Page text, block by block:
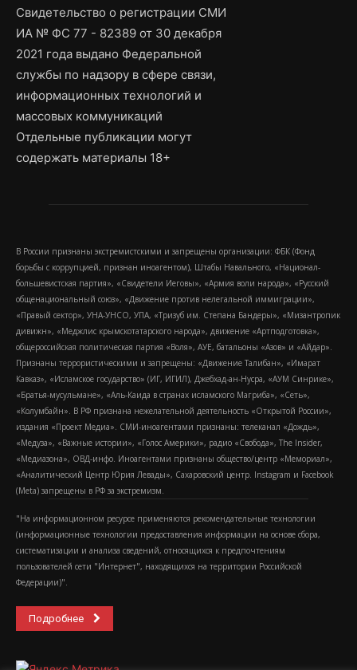
Свидетельство о регистрации СМИ
ИА № ФС 77 - 82389 от 30 декабря
2021 года выдано Федеральной
службы по надзору в сфере связи,
информационных технологий и
массовых коммуникаций
Отдельные публикации могут
содержать материалы 18+
В России признаны экстремистскими и запрещены организации: ФБК (Фонд
борьбы с коррупцией, признан иноагентом), Штабы Навального, «Национал-
большевистская партия», «Свидетели Иеговы», «Армия воли народа», «Русский
общенациональный союз», «Движение против нелегальной иммиграции»,
«Правый сектор», УНА-УНСО, УПА, «Тризуб им. Степана Бандеры», «Мизантропик
дивижн», «Меджлис крымскотатарского народа», движение «Артподготовка»,
общероссийская политическая партия «Воля», АУЕ, батальоны «Азов» и «Айдар».
Признаны террористическими и запрещены: «Движение Талибан», «Имарат
Кавказ», «Исламское государство» (ИГ, ИГИЛ), Джебхад-ан-Нусра, «АУМ Синрике»,
«Братья-мусульмане», «Аль-Каида в странах исламского Магриба», «Сеть»,
«Колумбайн». В РФ признана нежелательной деятельность «Открытой России»,
издания «Проект Медиа». СМИ-иноагентами признаны: телеканал «Дождь»,
«Медуза», «Важные истории», «Голос Америки», радио «Свобода», The Insider,
«Медиазона», ОВД-инфо. Иноагентами признаны общество/центр «Мемориал»,
«Аналитический Центр Юрия Левады», Сахаровский центр. Instagram и Facebook
(Metа) запрещены в РФ за экстремизм.
"На информационном ресурсе применяются рекомендательные технологии
(информационные технологии предоставления информации на основе сбора,
систематизации и анализа сведений, относящихся к предпочтениям
пользователей сети "Интернет", находящихся на территории Российской
Федерации)".
Подробнее